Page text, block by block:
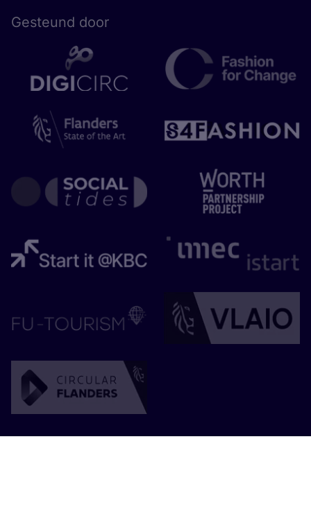
Gesteund door